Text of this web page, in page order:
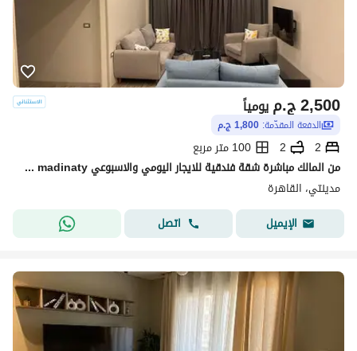
ج.م2,500 يومياً
الدفعة المقدّمة: 1,800 ج.م
2
2
100 متر مربع
من المالك مباشرة شقة فندقية للايجار اليومي والاسبوعي madinaty مدينتي
مدينتي، القاهرة
الإيميل
اتصل